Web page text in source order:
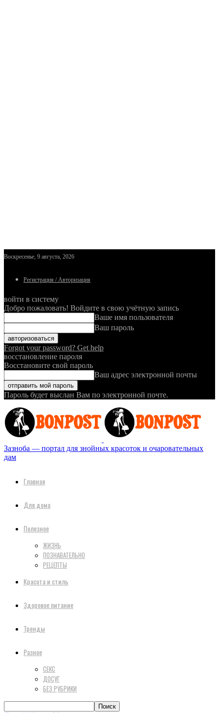
Воскресенье, 9 августа, 2026
Регистрация / Авторизация
войти в систему
Добро пожаловать! Войдите в свою учётную запись
Ваше имя пользователя
Ваш пароль
Forgot your password? Get help
восстановление пароля
Восстановите свой пароль
Ваш адрес электронной почты
Пароль будет выслан Вам по электронной почте.
Зазноба — портал для знойных красоток и очаровательных
дам
Главная
Для дома
Полезное
ЖИЗНЬ
ПОЗНАВАТЕЛЬНО
РЕЦЕПТЫ
Красота и стиль
Здоровое питание
Тренды
Разное
СЕКС
ДОСУГ
БЕЗ РУБРИКИ